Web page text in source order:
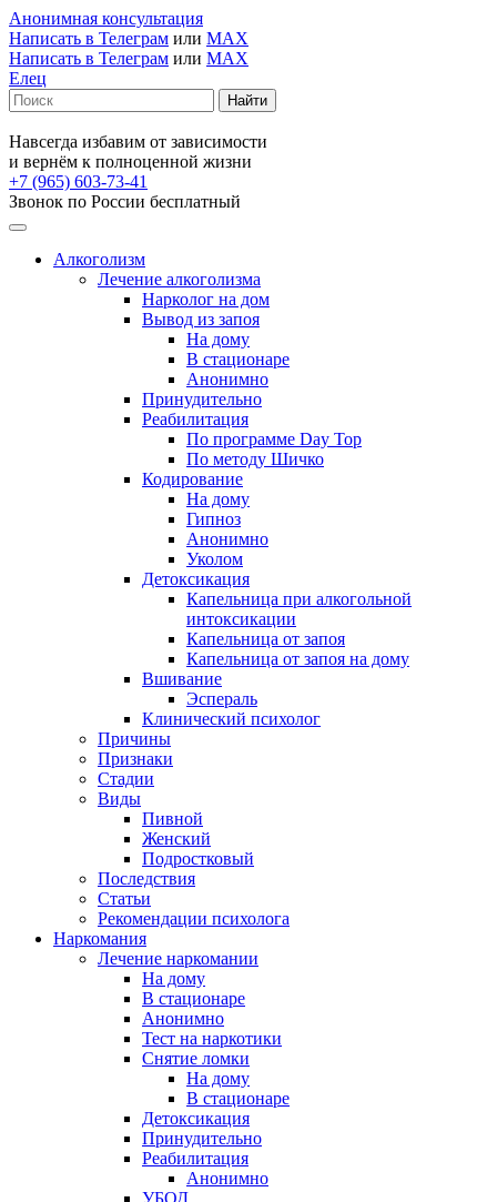
Анонимная консультация
Написать в Телеграм или MAX
Написать в Телеграм или MAX
Елец
Навсегда избавим от зависимости
и вернём к полноценной жизни
+7 (965) 603-73-41
Звонок по России бесплатный
Алкоголизм
Лечение алкоголизма
Нарколог на дом
Вывод из запоя
На дому
В стационаре
Анонимно
Принудительно
Реабилитация
По программе Day Top
По методу Шичко
Кодирование
На дому
Гипноз
Анонимно
Уколом
Детоксикация
Капельница при алкогольной
интоксикации
Капельница от запоя
Капельница от запоя на дому
Вшивание
Эспераль
Клинический психолог
Причины
Признаки
Стадии
Виды
Пивной
Женский
Подростковый
Последствия
Статьи
Рекомендации психолога
Наркомания
Лечение наркомании
На дому
В стационаре
Анонимно
Тест на наркотики
Снятие ломки
На дому
В стационаре
Детоксикация
Принудительно
Реабилитация
Анонимно
УБОД